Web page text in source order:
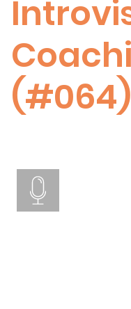
(#064)